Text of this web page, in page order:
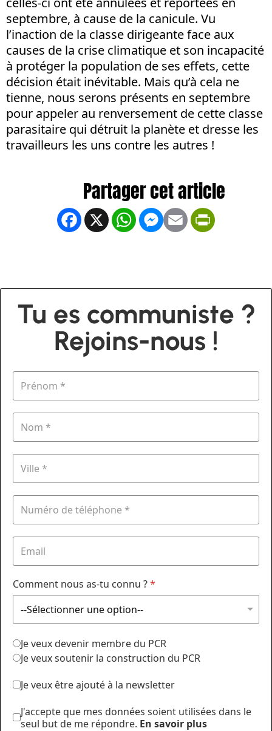
septembre, à cause de la canicule. Vu
l’inaction de la classe dirigeante face aux
causes de la crise climatique et son incapacité
à protéger la population de ses effets, cette
décision était inévitable. Mais qu’à cela ne
tienne, nous serons présents en septembre
pour appeler au renversement de cette classe
parasitaire qui détruit la planète et dresse les
travailleurs les uns contre les autres !
Facebook
X WhatsApp
Messenger
Email
Tu es communiste ?
Rejoins-nous !
Comment nous as-tu connu ?*
Je veux devenir membre du PCR
Je veux soutenir la construction du PCR
Je veux être ajouté à la newsletter
J'accepte que mes données soient utilisées dans le
seul but de me répondre. En savoir plus